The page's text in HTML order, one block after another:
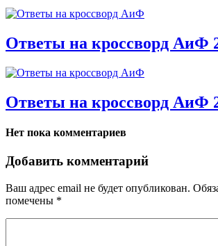
Ответы на кроссворд АиФ
Ответы на кроссворд АиФ
Нет пока комментариев
Добавить комментарий
Ваш адрес email не будет опубликован.
помечены *